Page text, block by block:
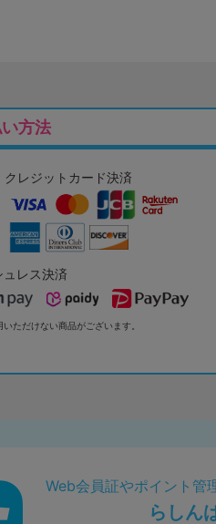
方法
クレジットカード決済
ュレス決済
ただけない商品がございます。
Web会員証やポイント管
らしん